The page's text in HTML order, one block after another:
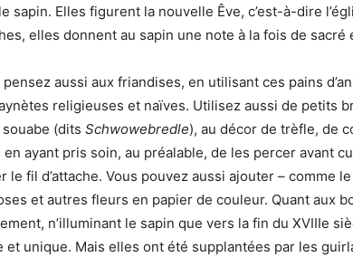
sapin. Elles figurent la nouvelle Êve, c’est-à-dire
elles donnent au sapin une note à la fois de
pensez aussi aux friandises, en utilisant ces pains
religieuses et naïves. Utilisez aussi de petits
(dits Schwowebredle), au décor de trèfle, de
en ayant pris soin, au préalable, de les percer avant
le fil d’attache. Vous pouvez aussi ajouter – comme
et autres fleurs en papier de couleur. Quant aux
n’illuminant le sapin que vers la fin du XVIIIe
et unique. Mais elles ont été supplantées par les